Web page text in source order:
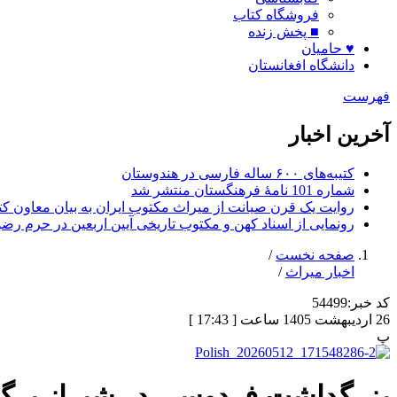
فروشگاه کتاب
■ پخش زنده
♥ حامیان
دانشگاه افغانستان
فهرست
آخرین اخبار
کتیبه‌های ۶۰۰ ساله فارسی در هندوستان
شماره 101 نامۀ فرهنگستان منتشر شد
روایت یک قرن صیانت از میراث مکتوب ایران به بیان معاون
رونمایی از اسناد کهن و مکتوب تاریخی آیین اربعین در حرم
صفحه نخست /
اخبار میراث /
کد خبر:54499
26 اردیبهشت 1405 ساعت [ 17:43 ]
پ